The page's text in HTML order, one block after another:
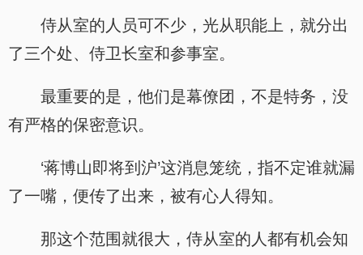
侍从室的人员可不少，光从职能上，就分出
了三个处、侍卫长室和参事室。
最重要的是，他们是幕僚团，不是特务，没
有严格的保密意识。
‘蒋博山即将到沪’这消息笼统，指不定谁就漏
了一嘴，便传了出来，被有心人得知。
那这个范围就很大，侍从室的人都有机会知